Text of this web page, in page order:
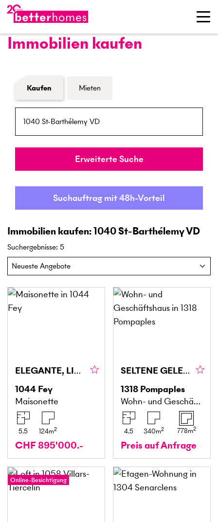
Immobilien kaufen
Formular Immobiliensuche
Kaufen Mieten
PLZ / Ort
Umkreis
Erweiterte Suche
Suchauftrag mit 48h-Vorteil
Immobilien kaufen: 1040 St-Barthélemy VD
Suchergebnisse: 5
ELEGANTE, LICHTDURCHFLUTETE DUPLEX
1044 Fey
Maisonette
5.5 124m2
CHF 895'000.-
SELTENE GELEGENHEIT - SCHNELL SEIN LOHNT SICH!
1318 Pompaples
Wohn- und Geschäftshaus
4.5 340m2 778m2
Preis auf Anfrage
Online-Besichtigung